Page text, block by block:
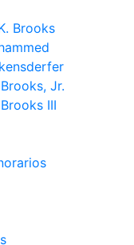
Brooks
Jr.
III